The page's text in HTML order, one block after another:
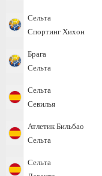
Сельта
Спортинг Хихон
Брага
Сельта
Сельта
Севилья
Атлетик Бильбао
Сельта
Сельта